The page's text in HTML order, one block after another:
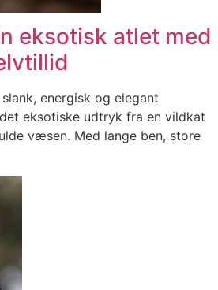
eksotisk atlet med
energisk og elegant
eksotiske udtryk fra en vildkat
væsen. Med lange ben, store